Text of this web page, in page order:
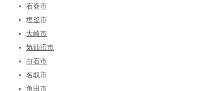
石巻市
塩釜市
大崎市
気仙沼市
白石市
名取市
角田市